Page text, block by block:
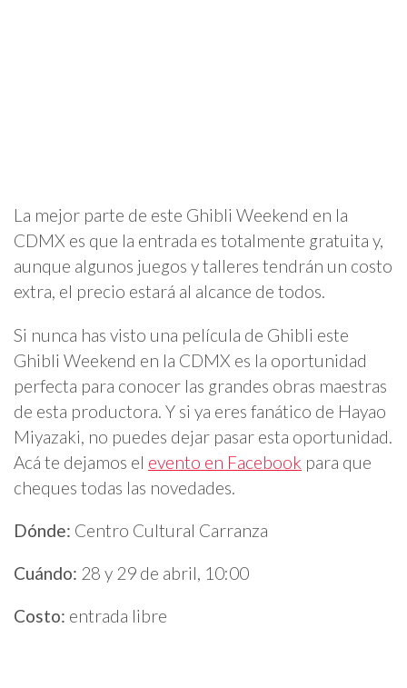
La mejor parte de este Ghibli Weekend en la
CDMX es que la entrada es totalmente gratuita y,
aunque algunos juegos y talleres tendrán un costo
extra, el precio estará al alcance de todos.
Si nunca has visto una película de Ghibli este
Ghibli Weekend en la CDMX es la oportunidad
perfecta para conocer las grandes obras maestras
de esta productora. Y si ya eres fanático de Hayao
Miyazaki, no puedes dejar pasar esta oportunidad.
Acá te dejamos el evento en Facebook para que
cheques todas las novedades.
Dónde: Centro Cultural Carranza
Cuándo: 28 y 29 de abril, 10:00
Costo: entrada libre